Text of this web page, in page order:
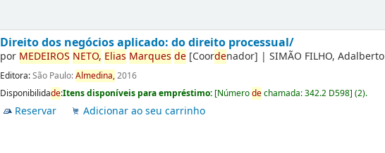
Direito dos negócios aplicado: do direito processual/
por MEDEIROS NETO, Elias Marques de [Coordenador] |SIMÃO FILHO, Adalberto
Editora:São Paulo:Almedina,2016
Disponibilidade:Itens disponíveis para empréstimo: [Númerodechamada:342.2 D598](2).
Reservar Adicionar ao seu carrinho